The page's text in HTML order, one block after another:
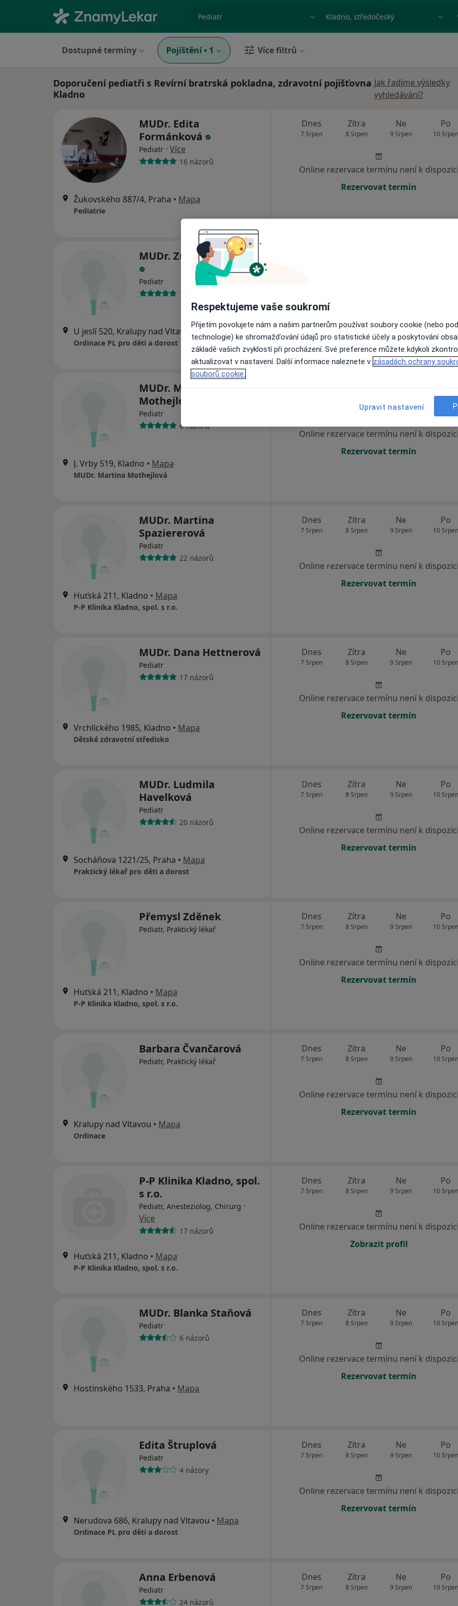
Město nebo region
Dostupné termíny Pojištění • 1 Více filtrů
Doporučení pediatři s Revírní bratrská pokladna, zdravotní pojišťovna
Kladno
Jak řadíme výsledky
vyhledávání?
MUDr. Edita
Formánková
Pediatr · Více
16 názorů
Žukovského 887/4, Praha • Mapa
Pediatrie
Dnes
7 Srpen
Zítra
8 Srpen
Ne
9 Srpen
Po
10 Srpen
Online rezervace termínu není k dispozici
Rezervovat termín
MUDr. Zuzana Gelbičová
Pediatr
17 názorů
U jeslí 520, Kralupy nad Vltavou Mapa
Ordinace PL pro děti a dorost
Online rezervace termínu není k dispozici
Rezervovat termín
MUDr. Martina
Mothejlová
Pediatr
6 názorů
J. Vrby 519, Kladno • Mapa
MUDr. Martina Mothejlová
10
Online rezervace termínu není k dispozici
Rezervovat termín
MUDr. Martina
Spaziererová
Pediatr
22 názorů
Huťská 211, Kladno • Mapa
P-P Klinika Kladno, spol. s r.o.
Dnes
7 Srpen
Zítra
8 Srpen
Ne
9 Srpen
Po
10 Srpen
Online rezervace termínu není k dispozici
Rezervovat termín
MUDr. Dana Hettnerová
Pediatr
17 názorů
Vrchlického 1985, Kladno • Mapa
Dětské zdravotní středisko
Dnes
7 Srpen
Zítra
8 Srpen
Ne
9 Srpen
Po
10 Srpen
Online rezervace termínu není k dispozici
Rezervovat termín
MUDr. Ludmila
Havelková
Pediatr
20 názorů
Socháňova 1221/25, Praha • Mapa
Praktický lékař pro děti a dorost
Dnes
7 Srpen
Zítra
8 Srpen
Ne
9 Srpen
Po
10 Srpen
Online rezervace termínu není k dispozici
Rezervovat termín
Přemysl Zděnek
Pediatr, Praktický lékař
Huťská 211, Kladno • Mapa
P-P Klinika Kladno, spol. s r.o.
Dnes
7 Srpen
Zítra
8 Srpen
Ne
9 Srpen
Po
10 Srpen
Online rezervace termínu není k dispozici
Rezervovat termín
Barbara Čvančarová
Pediatr, Praktický lékař
Kralupy nad Vltavou • Mapa
Ordinace
Dnes
7 Srpen
Zítra
8 Srpen
Ne
9 Srpen
Po
10 Srpen
Online rezervace termínu není k dispozici
Rezervovat termín
P-P Klinika Kladno, spol.
s r.o.
Pediatr, Anesteziolog, Chirurg ·
Více
17 názorů
Huťská 211, Kladno • Mapa
P-P Klinika Kladno, spol. s r.o.
Dnes
7 Srpen
Zítra
8 Srpen
Ne
9 Srpen
Po
10 Srpen
Online rezervace termínu není k dispozici
Zobrazit profil
MUDr. Blanka Staňová
Pediatr
6 názorů
Hostinského 1533, Praha • Mapa
Dnes
7 Srpen
Zítra
8 Srpen
Ne
9 Srpen
Po
10 Srpen
Online rezervace termínu není k dispozici
Rezervovat termín
Edita Štruplová
Pediatr
4 názory
Nerudova 686, Kralupy nad Vltavou • Mapa
Ordinace PL pro děti a dorost
Dnes
7 Srpen
Zítra
8 Srpen
Ne
9 Srpen
Po
10 Srpen
Online rezervace termínu není k dispozici
Rezervovat termín
Anna Erbenová
Pediatr
24 názorů
Dnes
7 Srpen
Zítra
8 Srpen
Ne
9 Srpen
Po
10 Srpen
Respektujeme vaše soukromí
Přijetím povolujete nám a našim partnerům používat soubory cookie (nebo
technologie) ke shromažďování údajů pro statistické účely a poskytování
základě vašich zvyklostí při procházení. Své preference můžete kdykoli
aktualizovat v nastavení. Další informace naleznete v zásadách ochrany
souborů cookie.
Upravit nastavení